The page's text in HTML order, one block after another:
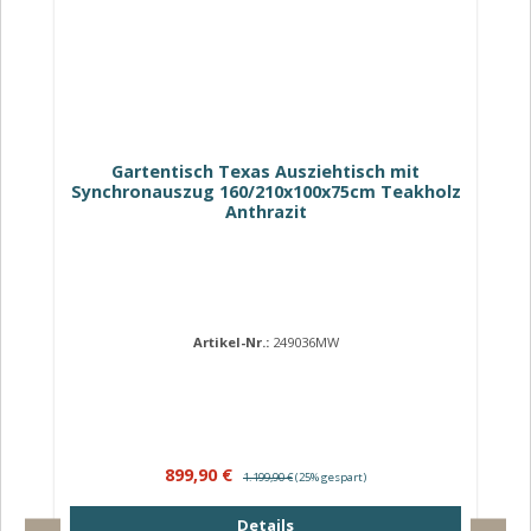
Gartentisch Texas Ausziehtisch mit
Synchronauszug 160/210x100x75cm Teakholz
Anthrazit
Artikel-Nr.: 249036MW
Verkaufspreis:
899,90 € Regulärer Preis:
1.199,90 €(25% gespart)
Details